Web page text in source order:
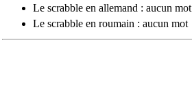
Le scrabble en allemand : aucun mot
Le scrabble en roumain : aucun mot